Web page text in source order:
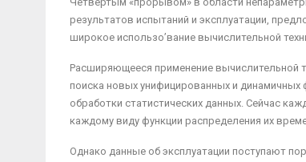
результатов испытаний и эксплуатации,
широкое использо’вание вычислительной
Расширяющееся применение вычислительной
поиска новых унифицированных и
обработки статистических данных. Сейчас
каждому виду функции распределе­ния их
Однако данные об эксплуатации поступают